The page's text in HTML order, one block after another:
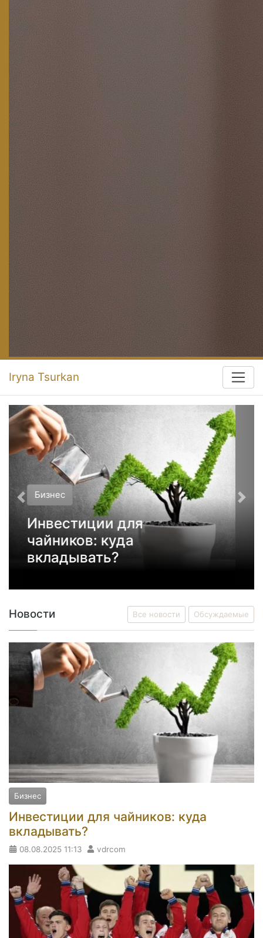
Iryna Tsurkan
Спорт
Россияне стали
первыми на
Чемпионате Мира
Новости Все новости Обсуждаемые
Бизнес
Инвестиции для чайников: куда
вкладывать?
08.08.2025 11:13 vdrcom